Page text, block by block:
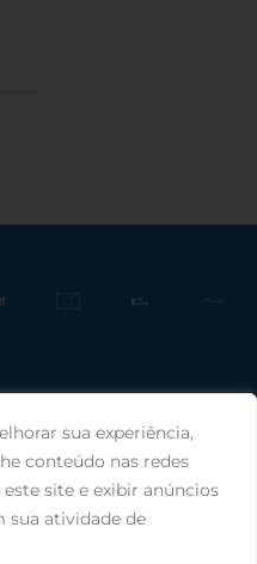
sua experiência,
conteúdo nas redes
site e exibir anúncios
sua atividade de
Alegre, RS, 90030-100 |
1120